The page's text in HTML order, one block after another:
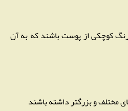
کوچکی از پوست باشند که به آن
مختلف و بزرگتر داشته باشند